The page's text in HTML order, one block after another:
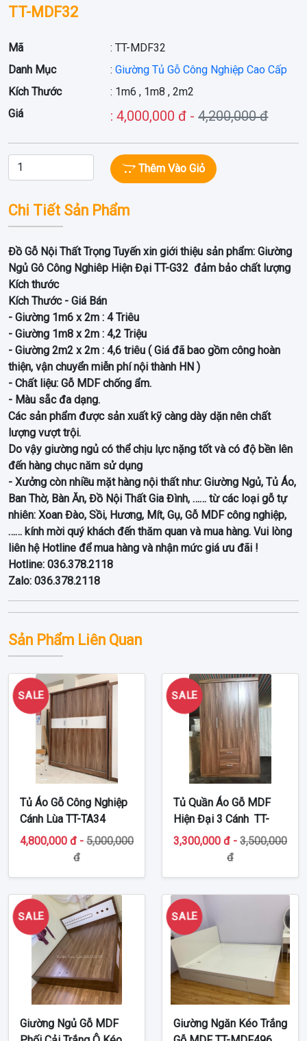
TT-MDF32
Mã
: TT-MDF32
Danh Mục
:Giường Tủ Gỗ Công Nghiệp Cao Cấp
Kích Thước
: 1m6 , 1m8 , 2m2
Giá
: 4,000,000 đ -4,200,000 đ
Thêm Vào Giỏ
Chi Tiết Sản Phẩm
Đồ Gỗ Nội Thất Trọng Tuyến xin giới thiệu sản phẩm: Giường
Ngủ Gô Công Nghiêp Hiện Đại TT-G32 đảm bảo chất lượng
Kích thước
Kích Thước - Giá Bán
- Giường 1m6 x 2m : 4 Triêu
- Giường 1m8 x 2m : 4,2 Triệu
- Giường 2m2 x 2m : 4,6 triêu ( Giá đã bao gồm công hoàn
thiện, vận chuyển miễn phí nội thành HN )
- Chất liệu: Gỗ MDF chống ẩm.
- Màu sẵc đa dạng.
Các sản phẩm được sản xuất kỹ càng dày dặn nên chất
lượng vượt trội.
Do vậy giường ngủ có thể chịu lực nặng tốt và có độ bền lên
đến hàng chục năm sử dụng
- Xưởng còn nhiều mặt hàng nội thất như: Giường Ngủ, Tủ Áo,
Ban Thờ, Bàn Ăn, Đồ Nội Thất Gia Đình, …… từ các loại gỗ tự
nhiên: Xoan Đào, Sồi, Hương, Mít, Gụ, Gỗ MDF công nghiệp,
…… kính mời quý khách đến thăm quan và mua hàng. Vui lòng
liên hệ Hotline để mua hàng và nhận mức giá ưu đãi !
Hotline: 036.378.2118
Zalo: 036.378.2118
Sản Phẩm Liên Quan
SALE
Tủ Áo Gỗ Công Nghiệp
Cánh Lùa TT-TA34
4,800,000 đ - 5,000,000
đ
SALE
Tủ Quần Áo Gỗ MDF
Hiện Đại 3 Cánh TT-
MDF48
3,300,000 đ - 3,500,000
đ
SALE
Giường Ngủ Gỗ MDF
SALE
Giường Ngăn Kéo Trắng